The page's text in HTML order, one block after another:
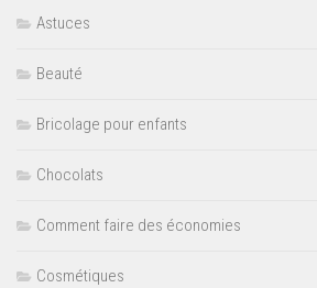
Astuces
Beauté
Bricolage pour enfants
Chocolats
Comment faire des économies
Cosmétiques